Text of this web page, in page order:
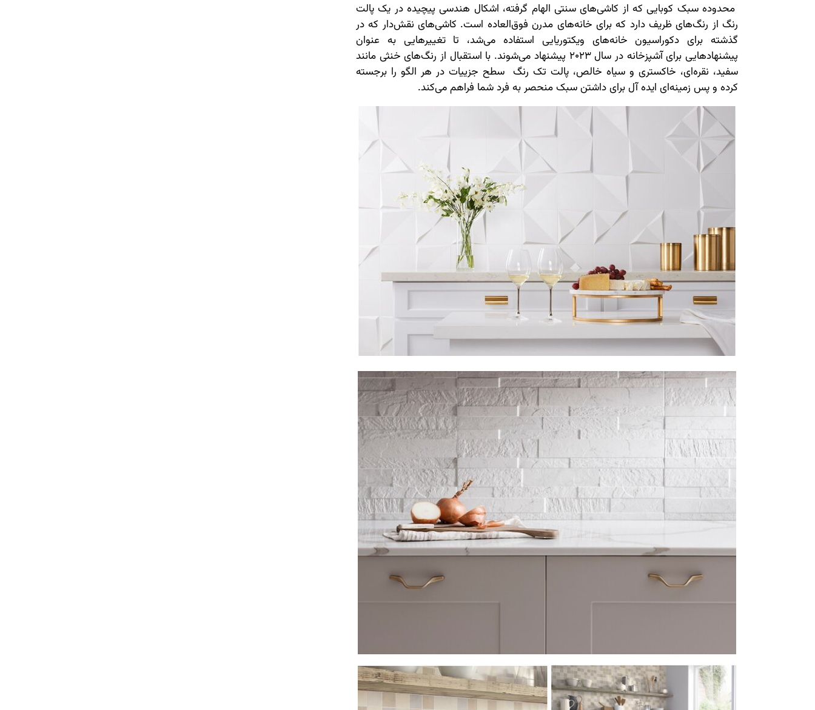
محدوده سبک کوبایی که از کاشی‌های سنتی الهام گرفته، اشکال هندسی پیچیده در یک پالت
رنگ از رنگ‌های ظریف دارد که برای خانه‌های مدرن فوق‌العاده است. کاشی‌های نقش‌دار که در
گذشته برای دکوراسیون خانه‌های ویکتوریایی استفاده می‌شد، تا تغییرهایی به عنوان
پیشنهادهایی برای آشپزخانه در سال 2023 پیشنهاد می‌شوند. با استقبال از رنگ‌های خنثی مانند
سفید، نقره‌ای، خاکستری و سیاه خالص، پالت تک رنگ سطح جزییات در هر الگو را برجسته
کرده و پس زمینه‌ای ایده آل برای داشتن سبک منحصر به فرد شما فراهم می‌کند.